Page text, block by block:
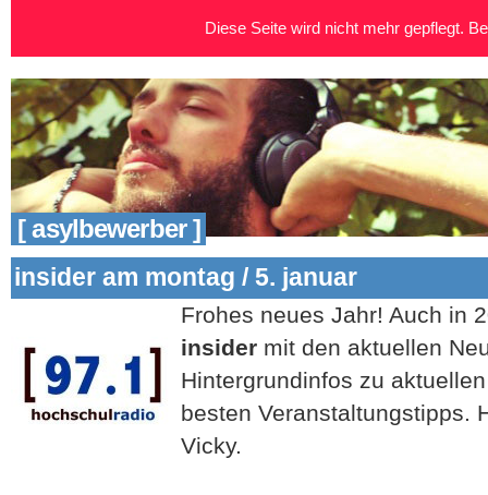
[ asylbewerber ]
insider am montag / 5. januar
Frohes neues Jahr! Auch in
insider mit den aktuellen
Hintergrundinfos zu
besten Veranstaltungstipps.
Vicky.
Diese Seite wird nicht mehr gepflegt.